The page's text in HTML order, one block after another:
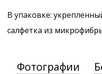
В упаковке:
салфетка из
Фотографии